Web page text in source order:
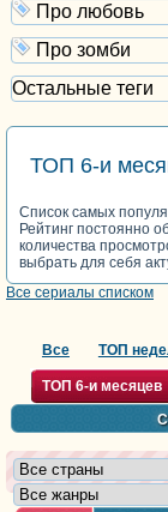
Про любовь
Про зомби
Остальные теги
ТОП 6-и
Список самых
Рейтинг постоянно
количества
выбрать для себя
Все сериалы списком
Все ТОП
ТОП 6-и месяцев